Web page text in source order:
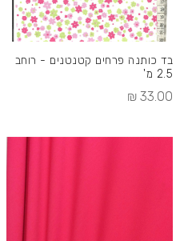
בד כותנה פרחים קטנטנים - רוחב
2.5 מ'
33.00 ₪